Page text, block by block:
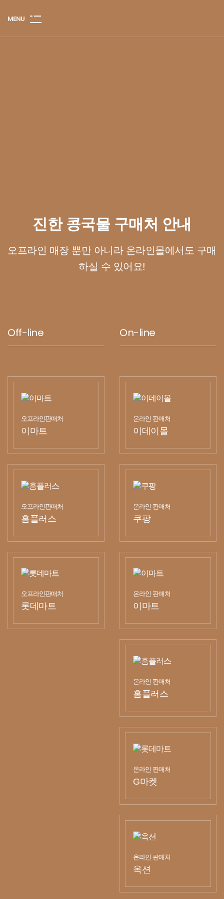
MENU
진한 콩국물 구매처 안내
오프라인 매장 뿐만 아니라 온라인몰에서도 구매
하실 수 있어요!
Off-line
오프라인판매처
이마트
오프라인판매처
홈플러스
오프라인판매처
롯데마트
On-line
온라인 판매처
이데이몰
온라인 판매처
쿠팡
온라인 판매처
이마트
온라인 판매처
홈플러스
온라인 판매처
G마켓
온라인 판매처
옥션